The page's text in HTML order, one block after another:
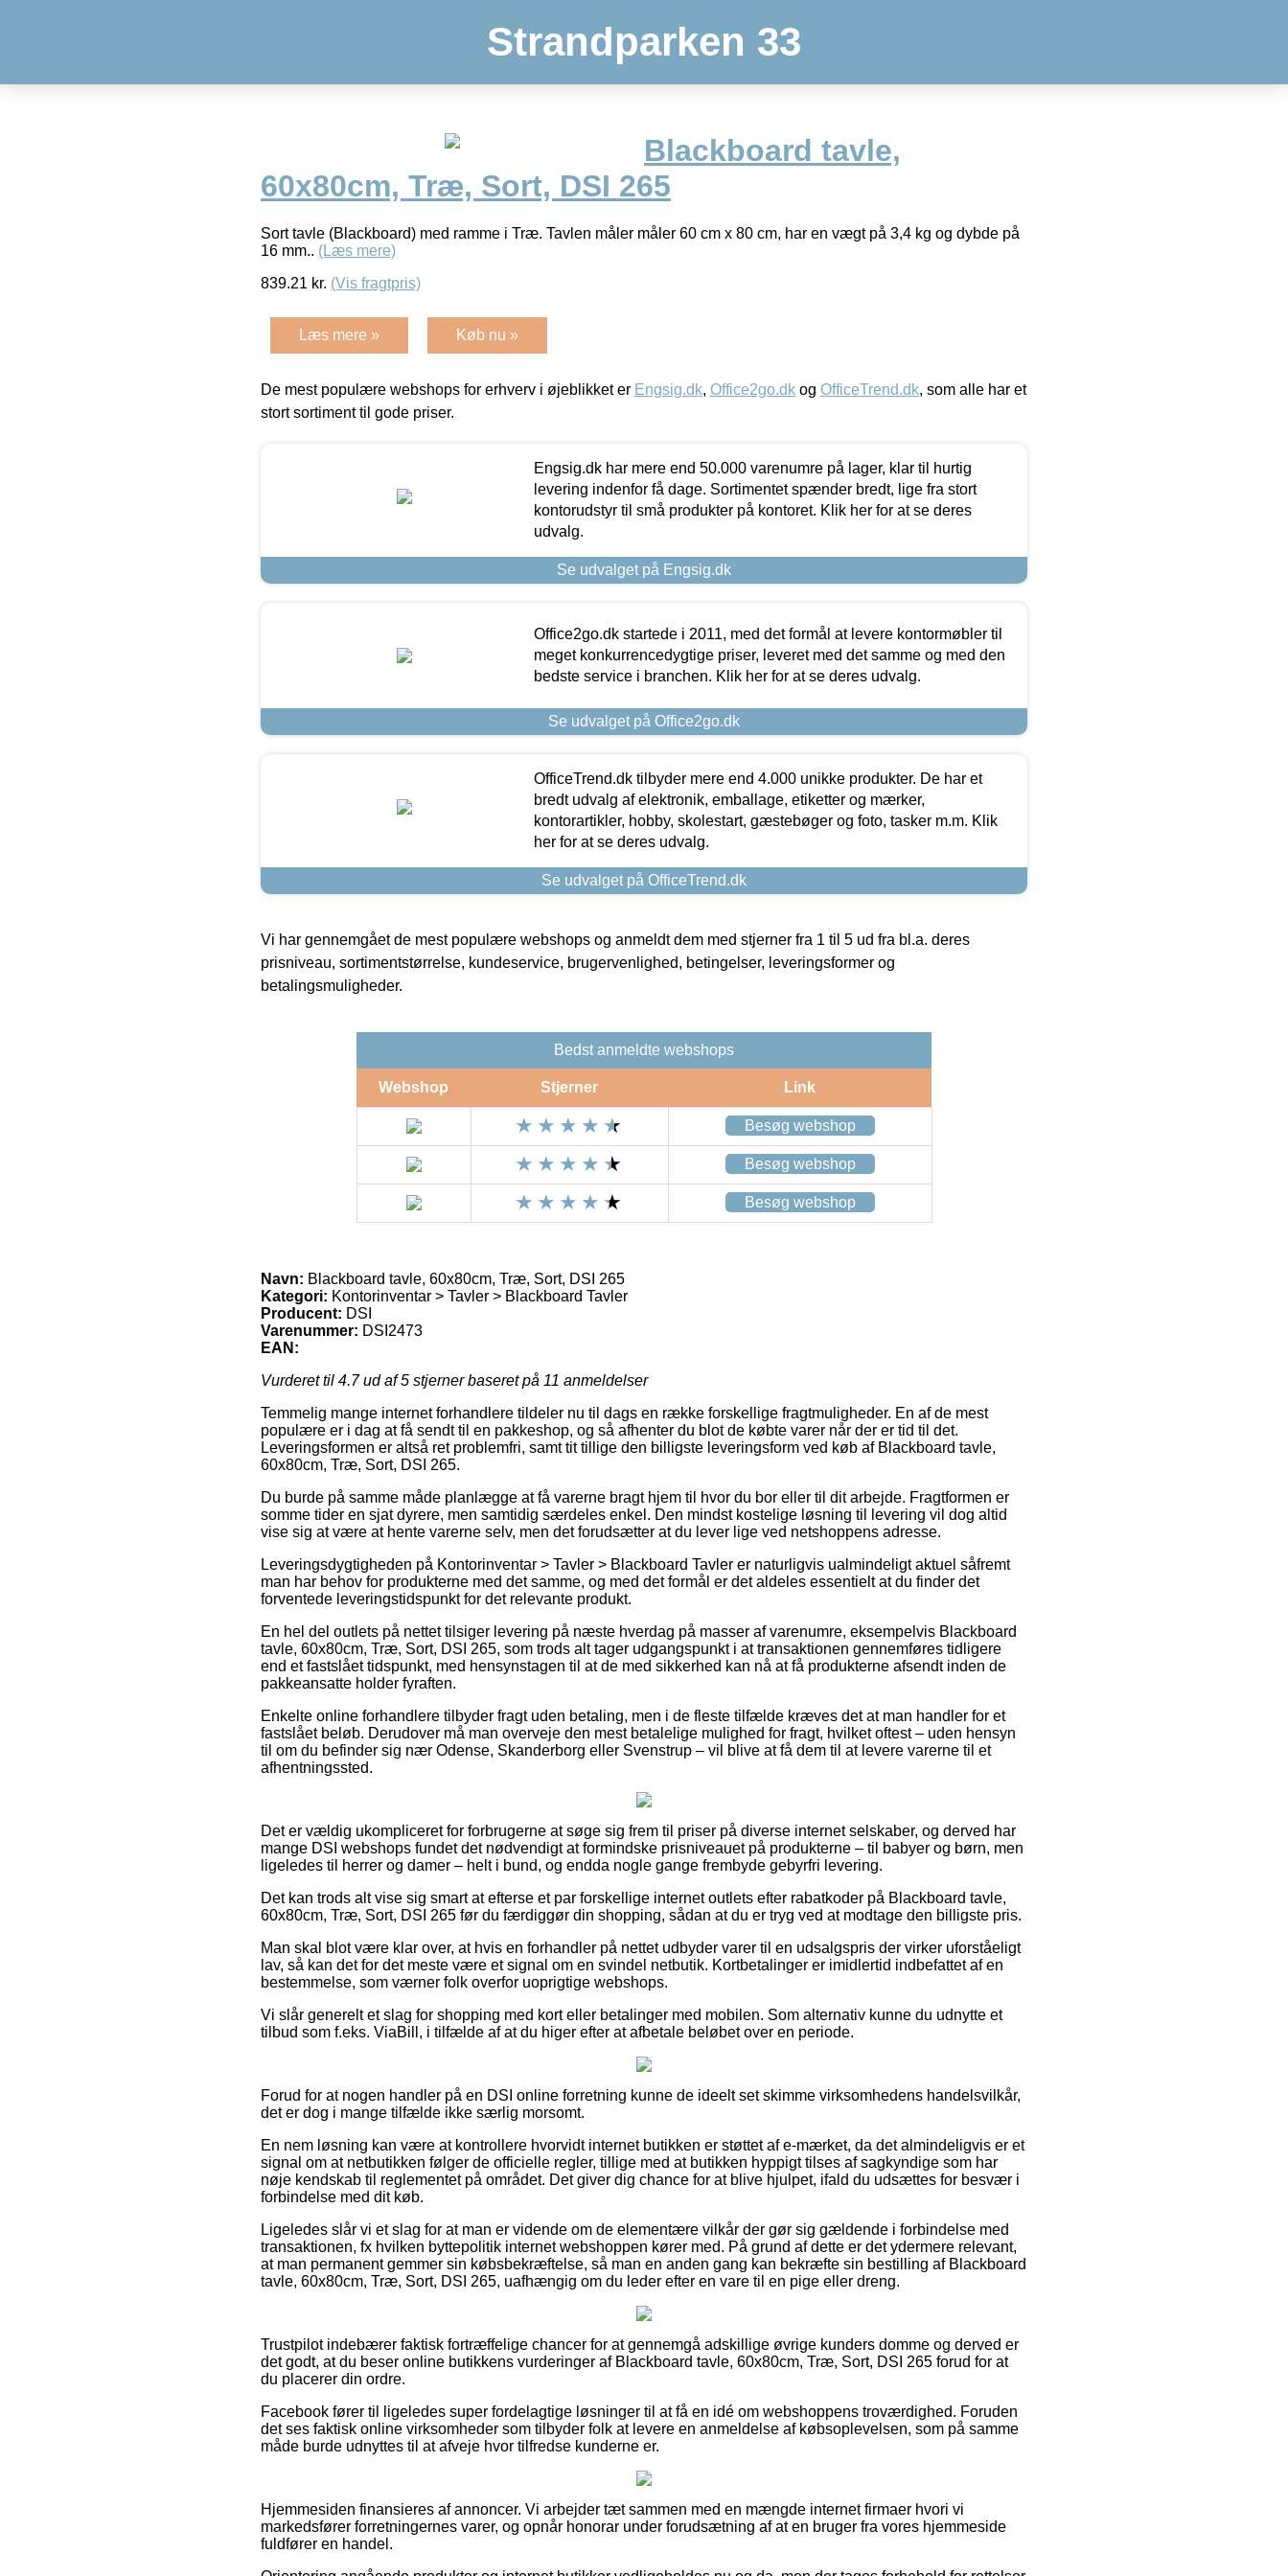
Strandparken 33
Blackboard tavle,
60x80cm, Træ, Sort, DSI 265
Sort tavle (Blackboard) med ramme i Træ. Tavlen måler måler 60 cm x 80 cm, har en vægt på 3,4 kg og dybde på
16 mm.. (Læs mere)
839.21 kr. (Vis fragtpris)
Læs mere » Køb nu »
De mest populære webshops for erhverv i øjeblikket er Engsig.dk, Office2go.dk og OfficeTrend.dk, som alle har et
stort sortiment til gode priser.
Engsig.dk har mere end 50.000 varenumre på lager, klar til hurtig
levering indenfor få dage. Sortimentet spænder bredt, lige fra stort
kontorudstyr til små produkter på kontoret. Klik her for at se deres
udvalg.
Se udvalget på Engsig.dk
Office2go.dk startede i 2011, med det formål at levere kontormøbler til
meget konkurrencedygtige priser, leveret med det samme og med den
bedste service i branchen. Klik her for at se deres udvalg.
Se udvalget på Office2go.dk
OfficeTrend.dk tilbyder mere end 4.000 unikke produkter. De har et
bredt udvalg af elektronik, emballage, etiketter og mærker,
kontorartikler, hobby, skolestart, gæstebøger og foto, tasker m.m. Klik
her for at se deres udvalg.
Se udvalget på OfficeTrend.dk
Vi har gennemgået de mest populære webshops og anmeldt dem med stjerner fra 1 til 5 ud fra bl.a. deres
prisniveau, sortimentstørrelse, kundeservice, brugervenlighed, betingelser, leveringsformer og
betalingsmuligheder.
Bedst anmeldte webshops
Webshop Stjerner Link
Besøg webshop
Besøg webshop
Besøg webshop
Navn: Blackboard tavle, 60x80cm, Træ, Sort, DSI 265
Kategori: Kontorinventar > Tavler > Blackboard Tavler
Producent: DSI
Varenummer: DSI2473
EAN:
Vurderet til 4.7ud af 5 stjerner baseret på 11 anmeldelser
Temmelig mange internet forhandlere tildeler nu til dags en række forskellige fragtmuligheder. En af de mest
populære er i dag at få sendt til en pakkeshop, og så afhenter du blot de købte varer når der er tid til det.
Leveringsformen er altså ret problemfri, samt tit tillige den billigste leveringsform ved køb af Blackboard tavle,
60x80cm, Træ, Sort, DSI 265.
Du burde på samme måde planlægge at få varerne bragt hjem til hvor du bor eller til dit arbejde. Fragtformen er
somme tider en sjat dyrere, men samtidig særdeles enkel. Den mindst kostelige løsning til levering vil dog altid
vise sig at være at hente varerne selv, men det forudsætter at du lever lige ved netshoppens adresse.
Leveringsdygtigheden på Kontorinventar > Tavler > Blackboard Tavler er naturligvis ualmindeligt aktuel såfremt
man har behov for produkterne med det samme, og med det formål er det aldeles essentielt at du finder det
forventede leveringstidspunkt for det relevante produkt.
En hel del outlets på nettet tilsiger levering på næste hverdag på masser af varenumre, eksempelvis Blackboard
tavle, 60x80cm, Træ, Sort, DSI 265, som trods alt tager udgangspunkt i at transaktionen gennemføres tidligere
end et fastslået tidspunkt, med hensynstagen til at de med sikkerhed kan nå at få produkterne afsendt inden de
pakkeansatte holder fyraften.
Enkelte online forhandlere tilbyder fragt uden betaling, men i de fleste tilfælde kræves det at man handler for et
fastslået beløb. Derudover må man overveje den mest betalelige mulighed for fragt, hvilket oftest – uden hensyn
til om du befinder sig nær Odense, Skanderborg eller Svenstrup – vil blive at få dem til at levere varerne til et
afhentningssted.
Det er vældig ukompliceret for forbrugerne at søge sig frem til priser på diverse internet selskaber, og derved har
mange DSI webshops fundet det nødvendigt at formindske prisniveauet på produkterne – til babyer og børn, men
ligeledes til herrer og damer – helt i bund, og endda nogle gange frembyde gebyrfri levering.
Det kan trods alt vise sig smart at efterse et par forskellige internet outlets efter rabatkoder på Blackboard tavle,
60x80cm, Træ, Sort, DSI 265 før du færdiggør din shopping, sådan at du er tryg ved at modtage den billigste pris.
Man skal blot være klar over, at hvis en forhandler på nettet udbyder varer til en udsalgspris der virker uforståeligt
lav, så kan det for det meste være et signal om en svindel netbutik. Kortbetalinger er imidlertid indbefattet af en
bestemmelse, som værner folk overfor uoprigtige webshops.
Vi slår generelt et slag for shopping med kort eller betalinger med mobilen. Som alternativ kunne du udnytte et
tilbud som f.eks. ViaBill, i tilfælde af at du higer efter at afbetale beløbet over en periode.
Forud for at nogen handler på en DSI online forretning kunne de ideelt set skimme virksomhedens handelsvilkår,
det er dog i mange tilfælde ikke særlig morsomt.
En nem løsning kan være at kontrollere hvorvidt internet butikken er støttet af e-mærket, da det almindeligvis er et
signal om at netbutikken følger de officielle regler, tillige med at butikken hyppigt tilses af sagkyndige som har
nøje kendskab til reglementet på området. Det giver dig chance for at blive hjulpet, ifald du udsættes for besvær i
forbindelse med dit køb.
Ligeledes slår vi et slag for at man er vidende om de elementære vilkår der gør sig gældende i forbindelse med
transaktionen, fx hvilken byttepolitik internet webshoppen kører med. På grund af dette er det ydermere relevant,
at man permanent gemmer sin købsbekræftelse, så man en anden gang kan bekræfte sin bestilling af Blackboard
tavle, 60x80cm, Træ, Sort, DSI 265, uafhængig om du leder efter en vare til en pige eller dreng.
Trustpilot indebærer faktisk fortræffelige chancer for at gennemgå adskillige øvrige kunders domme og derved er
det godt, at du beser online butikkens vurderinger af Blackboard tavle, 60x80cm, Træ, Sort, DSI 265 forud for at
du placerer din ordre.
Facebook fører til ligeledes super fordelagtige løsninger til at få en idé om webshoppens troværdighed. Foruden
det ses faktisk online virksomheder som tilbyder folk at levere en anmeldelse af købsoplevelsen, som på samme
måde burde udnyttes til at afveje hvor tilfredse kunderne er.
Hjemmesiden finansieres af annoncer. Vi arbejder tæt sammen med en mængde internet firmaer hvori vi
markedsfører forretningernes varer, og opnår honorar under forudsætning af at en bruger fra vores hjemmeside
fuldfører en handel.